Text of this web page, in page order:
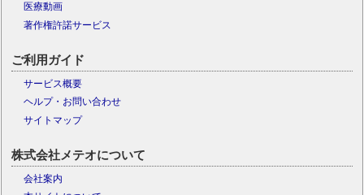
医療動画
著作権許諾サービス
ご利用ガイド
サービス概要
ヘルプ・お問い合わせ
サイトマップ
株式会社メテオについて
会社案内